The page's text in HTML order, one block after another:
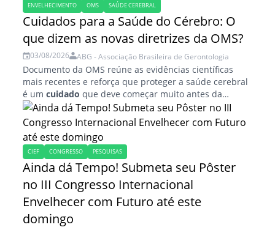
ENVELHECIMENTO OMS SAÚDE CEREBRAL
Cuidados para a Saúde do Cérebro: O
que dizem as novas diretrizes da OMS?
03/08/2026 ABG - Associação Brasileira de Gerontologia
Documento da OMS reúne as evidências científicas
mais recentes e reforça que proteger a saúde cerebral
é umcuidado que deve começar muito antes da
velhice e ser mantido ao...
CIEF CONGRESSO PESQUISAS
Ainda dá Tempo! Submeta seu Pôster
no III Congresso Internacional
Envelhecer com Futuro até este
domingo